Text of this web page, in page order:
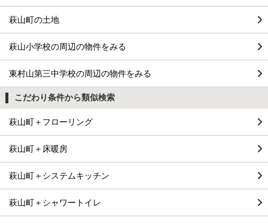
萩山町の土地
萩山小学校の周辺の物件をみる
東村山第三中学校の周辺の物件をみる
こだわり条件から類似検索
萩山町＋フローリング
萩山町＋床暖房
萩山町＋システムキッチン
萩山町＋シャワートイレ